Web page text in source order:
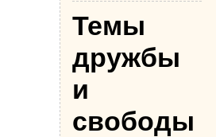
Темы
дружбы
и
свободы